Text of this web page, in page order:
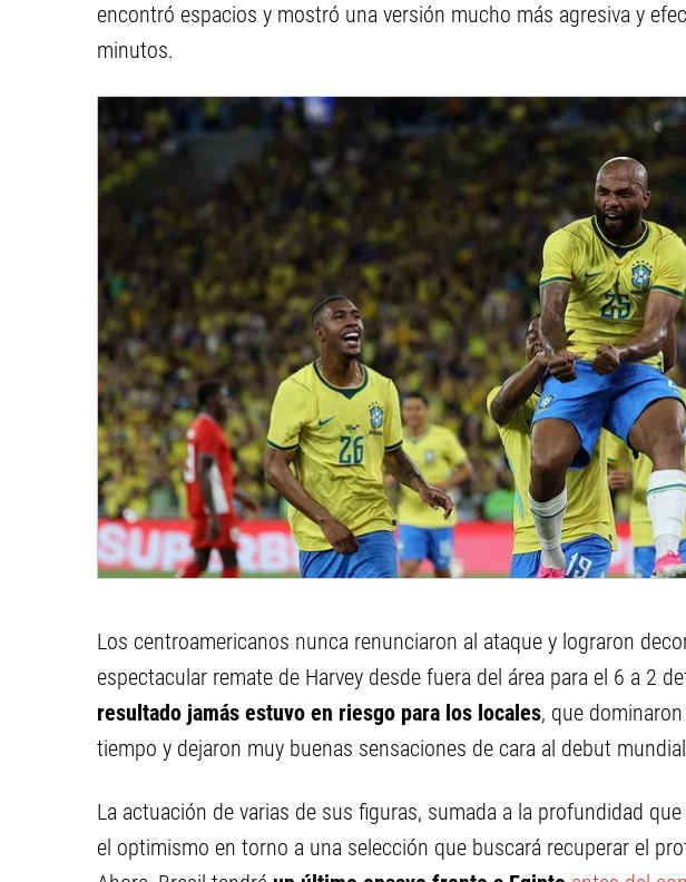
encontró espacios y mostró una versión mucho más agresiva y
minutos.
Los centroamericanos nunca renunciaron al ataque y lograron
espectacular remate de Harvey desde fuera del área para el 6 a 2
resultado jamás estuvo en riesgo para los locales, que
tiempo y dejaron muy buenas sensaciones de cara al debut
La actuación de varias de sus figuras, sumada a la profundidad
el optimismo en torno a una selección que buscará recuperar el